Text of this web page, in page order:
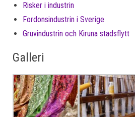
Risker i industrin
Fordonsindustrin i Sverige
Gruvindustrin och Kiruna stadsflytt
Galleri